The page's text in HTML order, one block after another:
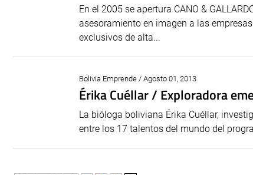
En el 2005 se apertura CANO &
asesoramiento en imagen a las
exclusivos de alta...
Bolivia Emprende / Agosto 01, 2013
Érika Cuéllar / Exploradora
La bióloga boliviana Érika Cuéllar,
entre los 17 talentos del mundo del